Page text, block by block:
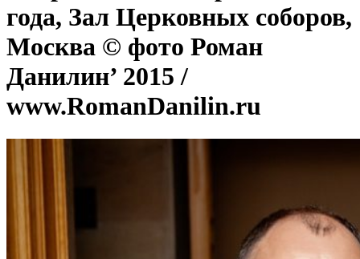
года, Зал Церковных соборов,
Москва © фото Роман
Данилин’ 2015 /
www.RomanDanilin.ru